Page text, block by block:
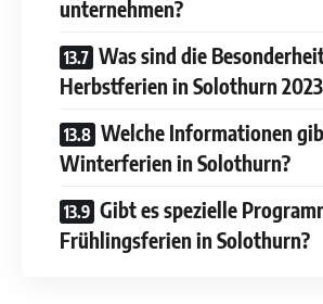
unternehmen?
Was sind die
Herbstferien in Solothurn
Welche Informationen
Winterferien in Solothurn?
Gibt es spezielle
Frühlingsferien in Solothurn?